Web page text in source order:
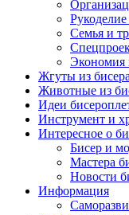
Рукоделие
Семья и
Экономия
Жгуты из бисера
Животные из
Идеи
Инструмент и
Интересное о
Бисер и
Мастера
Новости
Информация